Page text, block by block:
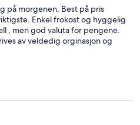
på morgenen. Best på pris
Enkel frokost og hyggelig
, men god valuta for pengene.
av veldedig orginasjon og